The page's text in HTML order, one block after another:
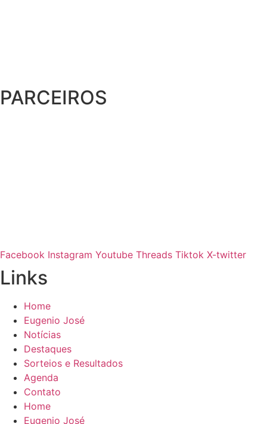
PARCEIROS
Facebook Instagram Youtube Threads Tiktok X-twitter
Links
Home
Eugenio José
Notícias
Destaques
Sorteios e Resultados
Agenda
Contato
Home
Eugenio José